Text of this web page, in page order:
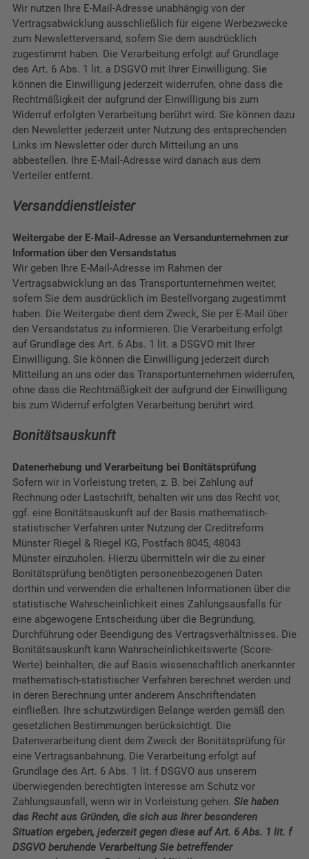
Wir nutzen Ihre E-Mail-Adresse unabhängig von der
Vertragsabwicklung ausschließlich für eigene Werbezwecke
zum Newsletterversand, sofern Sie dem ausdrücklich
zugestimmt haben. Die Verarbeitung erfolgt auf Grundlage
des Art. 6 Abs. 1 lit. a DSGVO mit Ihrer Einwilligung. Sie
können die Einwilligung jederzeit widerrufen, ohne dass die
Rechtmäßigkeit der aufgrund der Einwilligung bis zum
Widerruf erfolgten Verarbeitung berührt wird. Sie können dazu
den Newsletter jederzeit unter Nutzung des entsprechenden
Links im Newsletter oder durch Mitteilung an uns
abbestellen. Ihre E-Mail-Adresse wird danach aus dem
Verteiler entfernt.
Versanddienstleister
Weitergabe der E-Mail-Adresse an Versandunternehmen zur
Information über den Versandstatus
Wir geben Ihre E-Mail-Adresse im Rahmen der
Vertragsabwicklung an das Transportunternehmen weiter,
sofern Sie dem ausdrücklich im Bestellvorgang zugestimmt
haben. Die Weitergabe dient dem Zweck, Sie per E-Mail über
den Versandstatus zu informieren. Die Verarbeitung erfolgt
auf Grundlage des Art. 6 Abs. 1 lit. a DSGVO mit Ihrer
Einwilligung. Sie können die Einwilligung jederzeit durch
Mitteilung an uns oder das Transportunternehmen widerrufen,
ohne dass die Rechtmäßigkeit der aufgrund der Einwilligung
bis zum Widerruf erfolgten Verarbeitung berührt wird.
Bonitätsauskunft
Datenerhebung und Verarbeitung bei Bonitätsprüfung
Sofern wir in Vorleistung treten, z. B. bei Zahlung auf
Rechnung oder Lastschrift, behalten wir uns das Recht vor,
ggf. eine Bonitätsauskunft auf der Basis mathematisch-
statistischer Verfahren unter Nutzung der Creditreform
Münster Riegel & Riegel KG, Postfach 8045, 48043
Münster einzuholen. Hierzu übermitteln wir die zu einer
Bonitätsprüfung benötigten personenbezogenen Daten
dorthin und verwenden die erhaltenen Informationen über die
statistische Wahrscheinlichkeit eines Zahlungsausfalls für
eine abgewogene Entscheidung über die Begründung,
Durchführung oder Beendigung des Vertragsverhältnisses. Die
Bonitätsauskunft kann Wahrscheinlichkeitswerte (Score-
Werte) beinhalten, die auf Basis wissenschaftlich anerkannter
mathematisch-statistischer Verfahren berechnet werden und
in deren Berechnung unter anderem Anschriftendaten
einfließen. Ihre schutzwürdigen Belange werden gemäß den
gesetzlichen Bestimmungen berücksichtigt. Die
Datenverarbeitung dient dem Zweck der Bonitätsprüfung für
eine Vertragsanbahnung. Die Verarbeitung erfolgt auf
Grundlage des Art. 6 Abs. 1 lit. f DSGVO aus unserem
überwiegenden berechtigten Interesse am Schutz vor
Zahlungsausfall, wenn wir in Vorleistung gehen. Sie haben
das Recht aus Gründen, die sich aus Ihrer besonderen
Situation ergeben, jederzeit gegen diese auf Art. 6 Abs. 1 lit. f
DSGVO beruhende Verarbeitung Sie betreffender